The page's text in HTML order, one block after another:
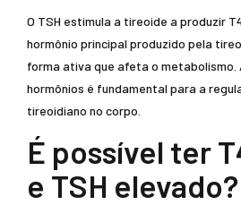
O TSH estimula a tireoide a produzir
hormônio principal produzido pela
forma ativa que afeta o metabolismo.
hormônios é fundamental para a
tireoidiano no corpo.
É possível ter
e TSH elevado?